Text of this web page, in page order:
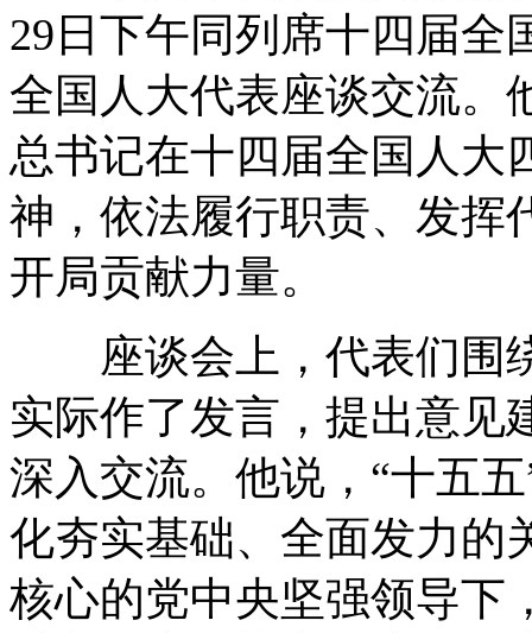
29日下午同列席十四届全
全国人大代表座谈交流。
总书记在十四届全国人大
神，依法履行职责、发挥
开局贡献力量。
座谈会上，代表们围
实际作了发言，提出意见
深入交流。他说，“十五
化夯实基础、全面发力的
核心的党中央坚强领导下